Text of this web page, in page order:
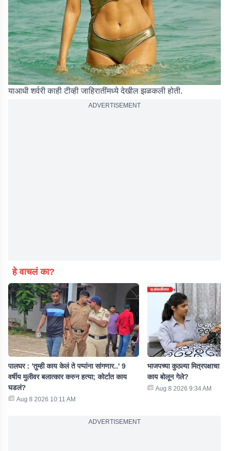
याआधी शर्वरी काही टीव्ही जाहिरातींमध्ये देखील झळकली होती.
ADVERTISEMENT
हे वाचलं का?
पालघर : 'तुम्ही काय केलं ते पप्पांना सांगणार..' 9
वर्षीय मुलीवर बलात्कार करुन हत्या; कोर्टात काय
घडलं?
Aug 8 2026 10:11 AM
भाजपच्या कुठल्या मित्रपक्षाचा
काय बोलून गेले?
Aug 8 2026 9:34 AM
ADVERTISEMENT